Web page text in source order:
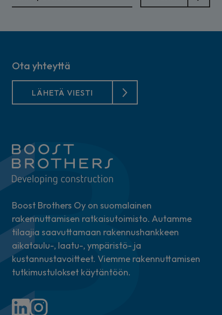
Boost Brothers Oy on suomalainen
rakennuttamisen ratkaisutoimisto. Autamme
tilaajia saavuttamaan rakennushankkeen
aikataulu-, laatu-, ympäristö- ja
kustannustavoitteet. Viemme rakennuttamisen
tutkimustulokset käytäntöön.
Ota yhteyttä
LÄHETÄ VIESTI